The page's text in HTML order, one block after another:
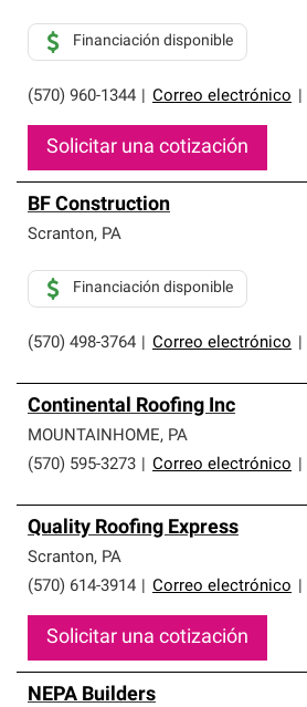
(570) 960-1344 Correo electrónico
Financiación disponible
Solicitar una cotización
BF Construction
Scranton, PA
(570) 498-3764 Correo electrónico
Financiación disponible
Continental Roofing Inc
MOUNTAINHOME, PA
(570) 595-3273
Correo electrónico
Quality Roofing Express
Scranton, PA
(570) 614-3914
Correo electrónico
Solicitar una cotización
NEPA Builders